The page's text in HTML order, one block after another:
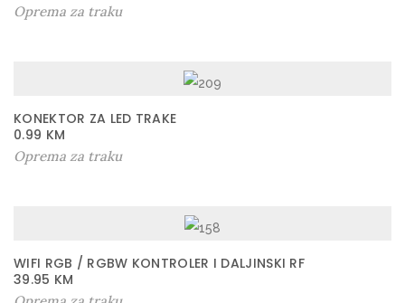
Oprema za traku
KONEKTOR ZA LED TRAKE
0.99 KM
Oprema za traku
WIFI RGB / RGBW KONTROLER I DALJINSKI RF
39.95 KM